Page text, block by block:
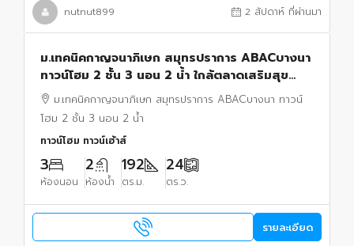
nutnut899 2 สัปดาห์ ที่ผ่านมา
ม.เทคนิคกาญจนาภิเษก สมุทรปราการ ABACบางนา
ทาวน์โฮม 2 ชั้น 3 นอน 2 น้ำ ใกล้ตลาดเสริมสุข
บางบ่อ 800 ม.24 ตร.ว. ตร.ม.พร้อมครัวต่อเติมใหม่
ม.เทคนิคกาญจนาภิเษก สมุทรปราการ ABACบางนา ทาวน์
โฮม 2 ชั้น 3 นอน 2 น้ำ
ทาวน์โฮม ทาวน์เฮ้าส์
3
ห้องนอน
2
ห้องน้ำ
192
ตร.ม.
24
ตร.ว.
รายละเอียด